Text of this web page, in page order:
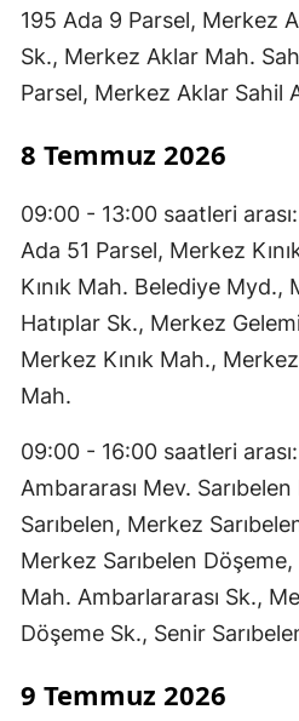
195 Ada 9 Parsel, Merkez
Sk., Merkez Aklar Mah.
Parsel, Merkez Aklar Sahil
8 Temmuz 2026
09:00 - 13:00 saatleri arası:
Ada 51 Parsel, Merkez
Kınık Mah. Belediye Myd.,
Hatıplar Sk., Merkez
Merkez Kınık Mah.,
Mah.
09:00 - 16:00 saatleri
Ambararası Mev.
Sarıbelen, Merkez
Merkez Sarıbelen
Mah. Ambarlararası Sk.,
Döşeme Sk., Senir
9 Temmuz 2026